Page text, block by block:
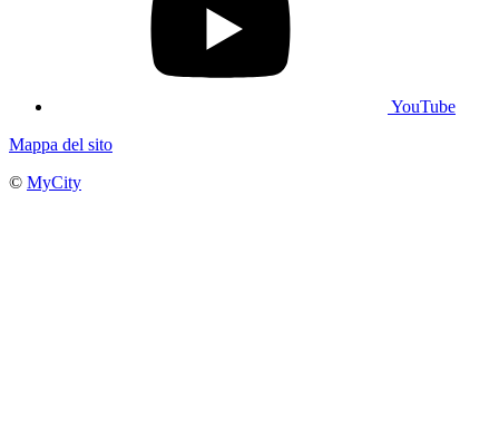
YouTube
Mappa del sito
© MyCity